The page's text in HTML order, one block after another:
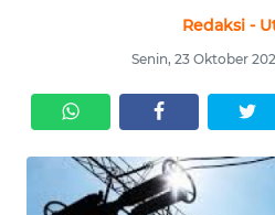
Redaksi -
Senin, 23 Oktober
SERBA-
SERBI